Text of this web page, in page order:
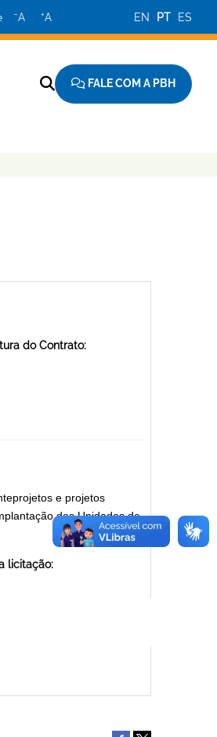
−A +A EN PT ES
FALE COM A PBH
do Contrato:
e projetos
das Unidades de
licitação: